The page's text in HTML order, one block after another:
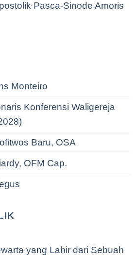
Pasca-Sinode Amoris
Monteiro
Konferensi Waligereja
Baru, OSA
OFM Cap.
yang Lahir dari Sebuah